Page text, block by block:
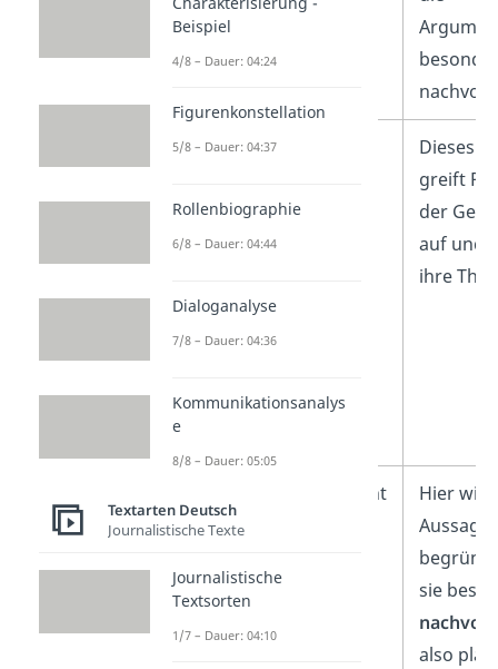
Indirektes Argument
Dieses
greift
der
auf und
ihre
Plausibilitätsargument
Hier
Aussage
sie
also
Beispiel
4/8 – Dauer: 04:24
Figurenkonstellation
5/8 – Dauer: 04:37
Rollenbiographie
6/8 – Dauer: 04:44
Dialoganalyse
7/8 – Dauer: 04:36
Kommunikationsanalys
e
8/8 – Dauer: 05:05
Textarten Deutsch
Journalistische Texte
Journalistische
Textsorten
1/7 – Dauer: 04:10